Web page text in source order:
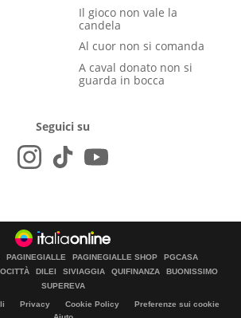
Il gioco non vale la
candela
Al cuor non si comanda
A caval donato non si
guarda in bocca
Seguici su
PAGINEGIALLE PAGINEGIALLE SHOP
PGCASA
DILEI SIVIAGGIA QUIFINANZA
BUONISSIMO
SUPEREVA
Privacy Cookie Policy
Preferenze sui cookie